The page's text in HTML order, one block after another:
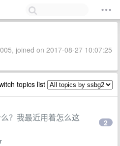
joined on 2017-08-27 10:07:25
topics list
？我最近用着怎么这
2